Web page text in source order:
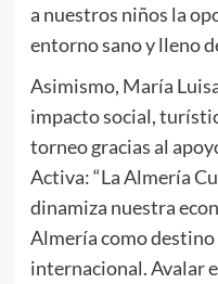
a nuestros niños la
entorno sano y lleno
Asimismo, María
impacto social,
torneo gracias al
Activa: “La Almería
dinamiza nuestra
Almería como
internacional. Avalar